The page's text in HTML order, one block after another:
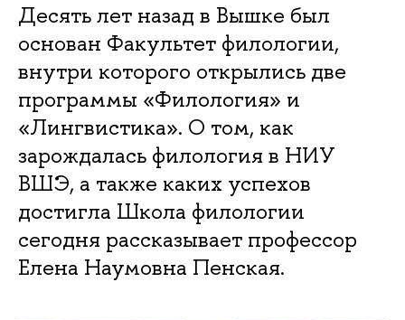
Десять лет назад в Вышке был
основан Факультет филологии,
внутри которого открылись две
программы «Филология» и
«Лингвистика». О том, как
зарождалась филология в НИУ
ВШЭ, а также каких успехов
достигла Школа филологии
сегодня рассказывает профессор
Елена Наумовна Пенская.